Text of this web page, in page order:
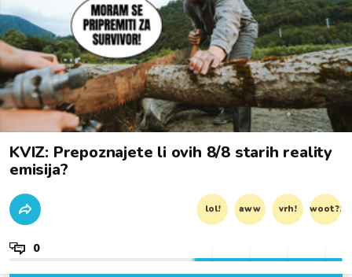
KVIZ: Prepoznajete li ovih 8/8 starih reality
emisija?
lol! aww vrh! woot?!
0